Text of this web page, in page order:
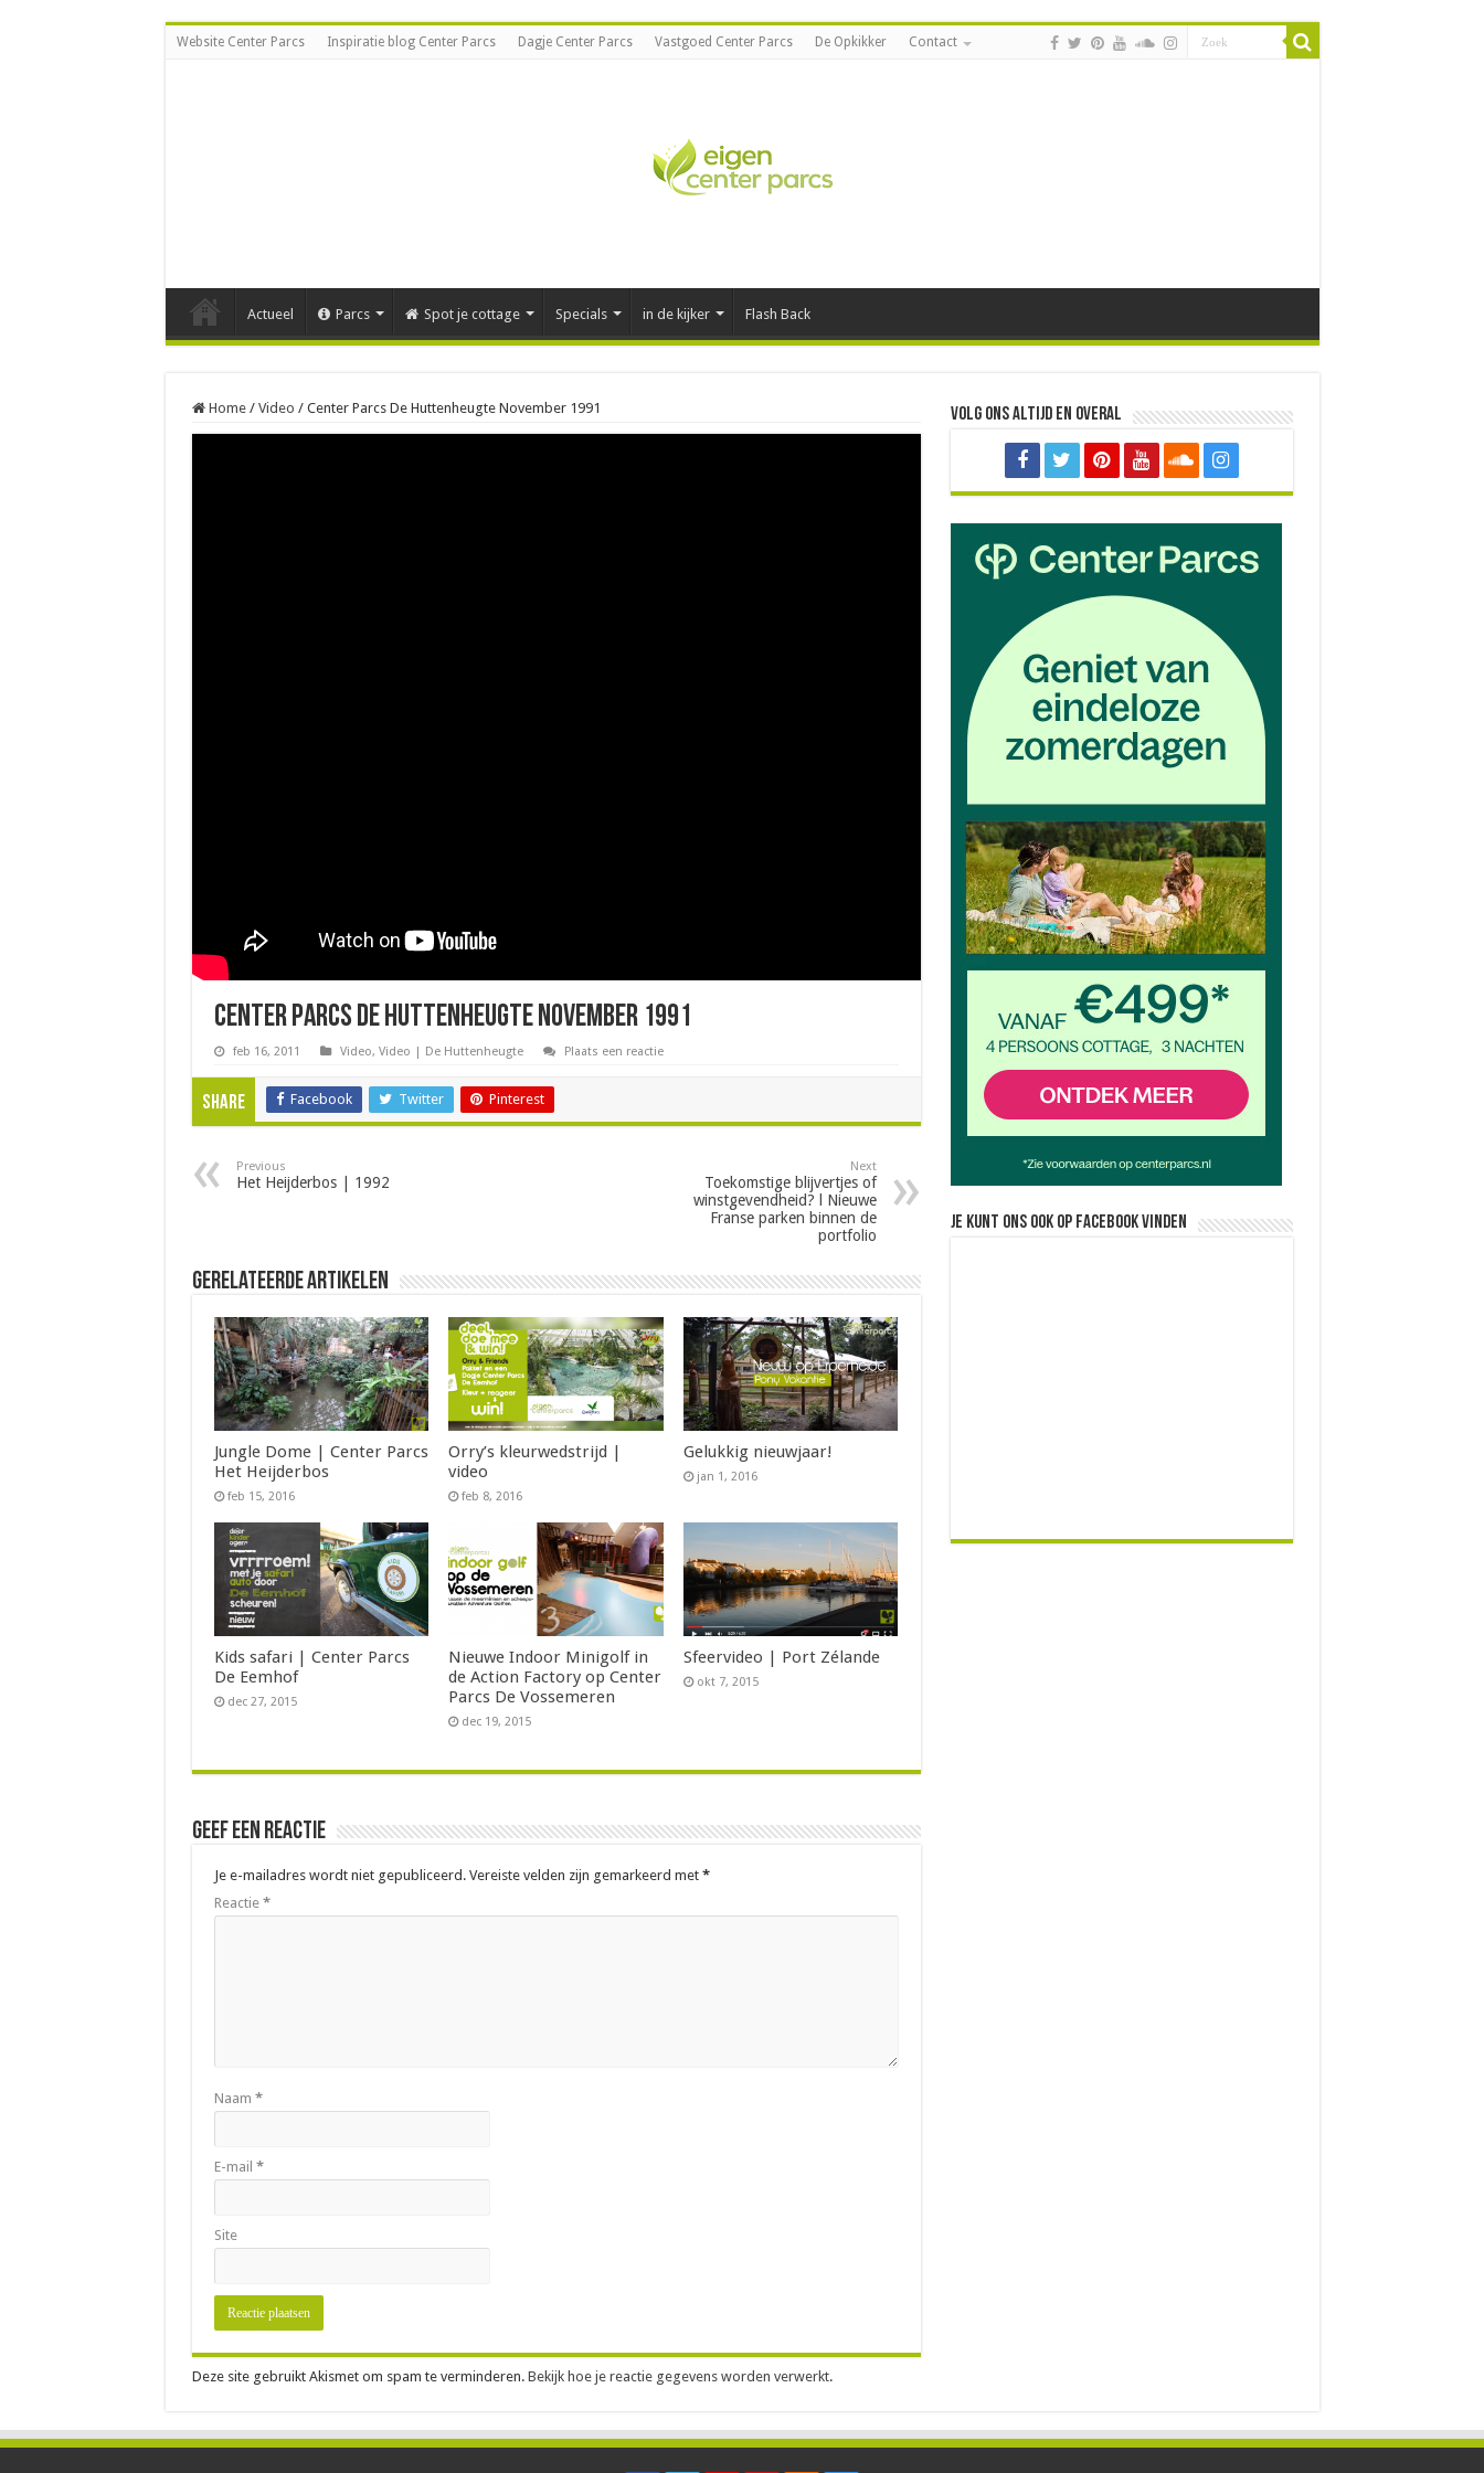
Website Center Parcs Inspiratie blog Center Parcs Dagje Center Parcs Vastgoed Center Parcs De Opkikker Contact
Actueel Parcs Spot je cottage Specials in de kijker Flash Back
Home / Video / Center Parcs De Huttenheugte November 1991
Center Parcs De Huttenheugte November 1991
feb 16, 2011 Video, Video | De Huttenheugte Plaats een reactie
Share Facebook Twitter Pinterest
Previous
Het Heijderbos | 1992
Next
Toekomstige blijvertjes of
winstgevendheid? l Nieuwe
Franse parken binnen de
portfolio
Gerelateerde Artikelen
Jungle Dome | Center Parcs
Het Heijderbos
feb 15, 2016
Orry’s kleurwedstrijd |
video
feb 8, 2016
Gelukkig nieuwjaar!
jan 1, 2016
Kids safari | Center Parcs
De Eemhof
dec 27, 2015
Nieuwe Indoor Minigolf in
de Action Factory op Center
Parcs De Vossemeren
dec 19, 2015
Sfeervideo | Port Zélande
okt 7, 2015
Geef een reactie
Je e-mailadres wordt niet gepubliceerd. Vereiste velden zijn gemarkeerd met *
Reactie *
Naam *
E-mail *
Site
Deze site gebruikt Akismet om spam te verminderen. Bekijk hoe je reactie gegevens worden verwerkt.
Volg ons altijd en overal
Je kunt ons ook op facebook vinden